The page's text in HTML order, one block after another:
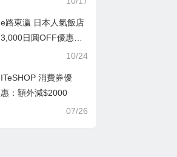
e路東瀛 日本人氣飯店
3,000日圓OFF優惠碼/
人氣飯店95折優惠碼/
優惠
10/24
ITeSHOP 消費券優
惠：額外減$2000
07/26